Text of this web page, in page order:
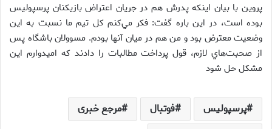
پروين با بيان اينكه پدرش هم در جريان اعتراض بازيكنان پرسپوليس
بوده است، در اين باره گفت: فكر مي‌كنم كل تيم ما نسبت به اين
وضعيت معترض بود و من هم در ميان آنها بودم. مسوولان باشگاه پس
از صحبت‌هاي لازم، قول پرداخت مطالبات را دادند كه اميدوارم اين
مشكل حل شود
پرسپولیس فوتبال
مرجع خبری